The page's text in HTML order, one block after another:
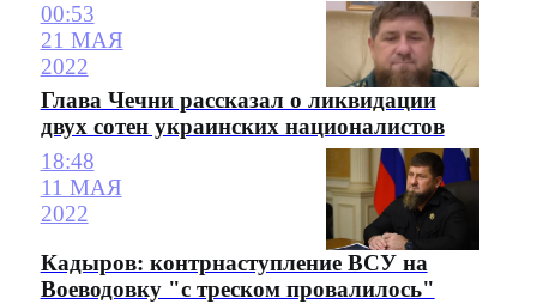
00:53
21 МАЯ
2022
Глава Чечни рассказал о ликвидации
двух сотен украинских националистов
18:48
11 МАЯ
2022
Кадыров: контрнаступление ВСУ на
Воеводовку "с треском провалилось"